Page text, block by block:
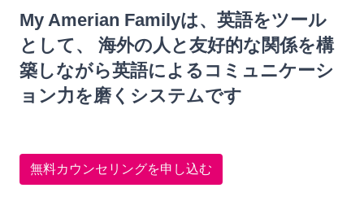
My Amerian Familyは、英語をツール
として、 海外の人と友好的な関係を構
築しながら英語によるコミュニケーシ
ョン力を磨くシステムです
無料カウンセリングを申し込む